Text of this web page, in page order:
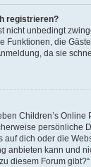
registrieren?
nicht unbedingt
Funktionen, die
da sie
Children’s
persönliche
auf dich oder die
anbieten kann und
diesem Forum